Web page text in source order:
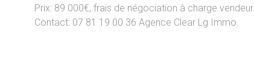
Prix: 89 000€, frais de négociation à charge vendeur.
Contact: 07 81 19 00 36 Agence Clear Lg Immo.